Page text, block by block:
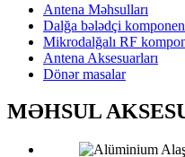
Antena Məhsulları
Dalğa bələdçi
Mikrodalğalı RF
Antena Aksesuarları
Dönər masalar
MƏHSUL